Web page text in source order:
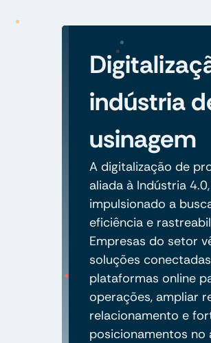
indústria
usinagem
A digitalização de
aliada à Indústria
impulsionado a
eficiência e
Empresas do setor
soluções
plataformas online
operações, ampliar
relacionamento e
posicionamentos no